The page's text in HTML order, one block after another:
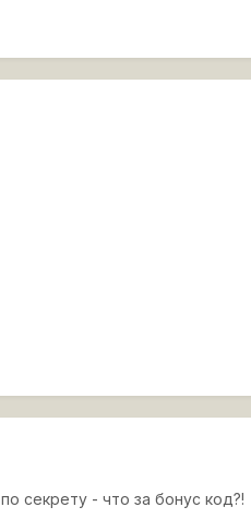
секрету - что за бонус код?!